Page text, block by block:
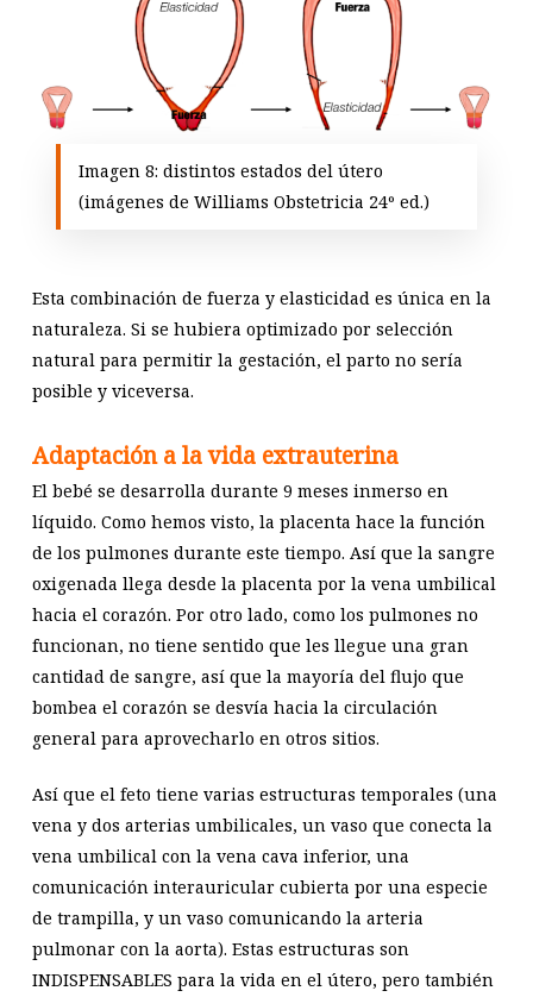
Imagen 8: distintos estados del útero
(imágenes de Williams Obstetricia 24º ed.)
Esta combinación de fuerza y elasticidad es única en la
naturaleza. Si se hubiera optimizado por selección
natural para permitir la gestación, el parto no sería
posible y viceversa.
Adaptación a la vida extrauterina
El bebé se desarrolla durante 9 meses inmerso en
líquido. Como hemos visto, la placenta hace la función
de los pulmones durante este tiempo. Así que la sangre
oxigenada llega desde la placenta por la vena umbilical
hacia el corazón. Por otro lado, como los pulmones no
funcionan, no tiene sentido que les llegue una gran
cantidad de sangre, así que la mayoría del flujo que
bombea el corazón se desvía hacia la circulación
general para aprovecharlo en otros sitios.
Así que el feto tiene varias estructuras temporales (una
vena y dos arterias umbilicales, un vaso que conecta la
vena umbilical con la vena cava inferior, una
comunicación interauricular cubierta por una especie
de trampilla, y un vaso comunicando la arteria
pulmonar con la aorta). Estas estructuras son
INDISPENSABLES para la vida en el útero, pero también